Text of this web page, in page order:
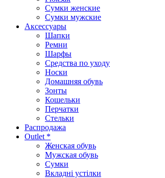
Сумки женские
Сумки мужские
Аксеcсуары
Шапки
Ремни
Шарфы
Средства по уходу
Носки
Домашняя обувь
Зонты
Кошельки
Перчатки
Стельки
Распродажа
Outlet *
Женская обувь
Мужская обувь
Сумки
Вкладні устілки